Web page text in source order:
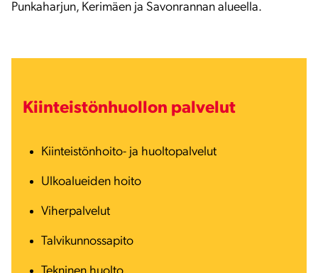
Punkaharjun, Kerimäen ja Savonrannan alueella.
Kiinteistönhuollon palvelut
Kiinteistönhoito- ja huoltopalvelut
Ulkoalueiden hoito
Viherpalvelut
Talvikunnossapito